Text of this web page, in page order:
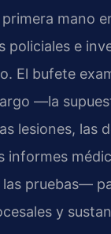
mano
policiales e
El bufete
—la
lesiones, las
informes
las pruebas—
y